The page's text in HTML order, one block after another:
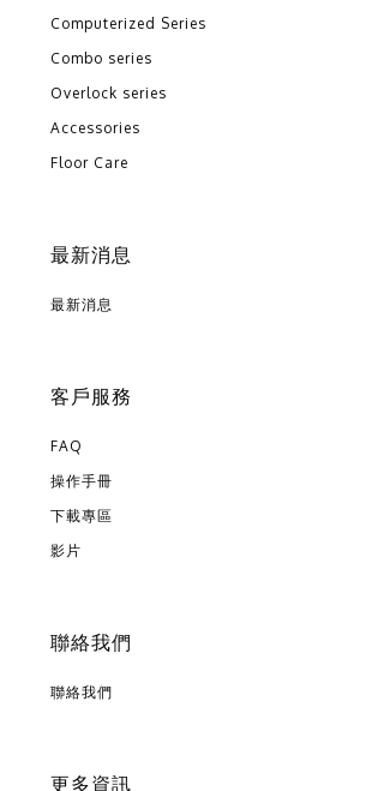
Computerized Series
Combo series
Overlock series
Accessories
Floor Care
最新消息
最新消息
客戶服務
FAQ
操作手冊
下載專區
影片
聯絡我們
聯絡我們
更多資訊